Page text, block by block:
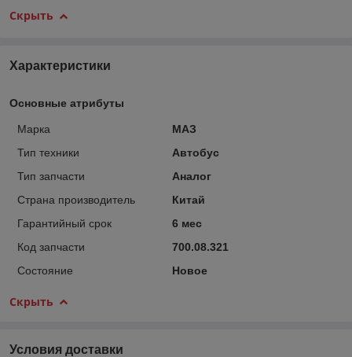
Скрыть
Характеристики
Основные атрибуты
Марка
МАЗ
Тип техники
Автобус
Тип запчасти
Аналог
Страна производитель
Китай
Гарантийный срок
6 мес
Код запчасти
700.08.321
Состояние
Новое
Скрыть
Условия доставки